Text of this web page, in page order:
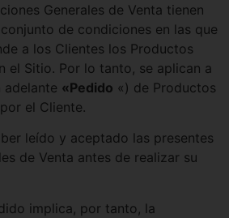
Generales de Venta tienen
de condiciones en las que
a los Clientes los Productos
el Sitio. Por lo tanto, se aplican a
adelante «Pedido «) de Productos
el Cliente.
leído y aceptado las presentes
de Venta antes de realizar su
implica, por tanto, la